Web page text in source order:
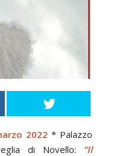
2022 * Palazzo
di Novello: “Il